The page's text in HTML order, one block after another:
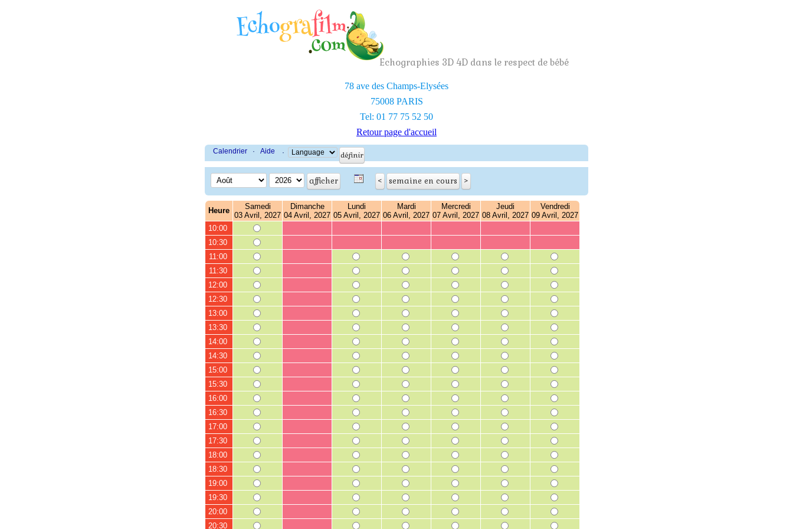
Echographies 3D 4D dans le respect de bébé
78 ave des Champs-Elysées
75008 PARIS
Tel: 01 77 75 52 50
Retour page d'accueil
Calendrier · Aide ·
Heure
Samedi
03 Avril, 2027
Dimanche
04 Avril, 2027
Lundi
05 Avril, 2027
Mardi
06 Avril, 2027
Mercredi
07 Avril, 2027
Jeudi
08 Avril, 2027
Vendredi
09 Avril, 2027
10:00
10:30
11:00
11:30
12:00
12:30
13:00
13:30
14:00
14:30
15:00
15:30
16:00
16:30
17:00
17:30
18:00
18:30
19:00
19:30
20:00
20:30